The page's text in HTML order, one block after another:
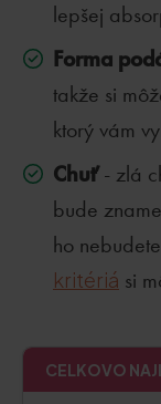
lepšej
Forma
takže si
ktorý vám
Chuť- zlá
bude
ho
kritériá si
CELKOVO